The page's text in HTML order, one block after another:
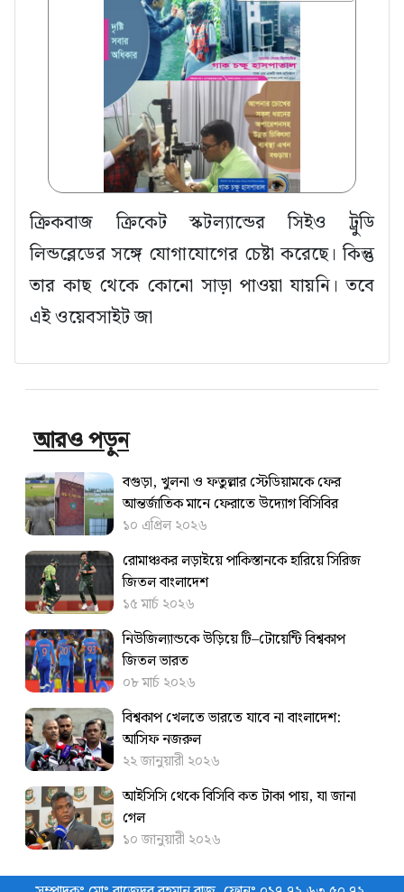
ক্রিকবাজ ক্রিকেট স্কটল্যান্ডের সিইও ট্রুডি
লিন্ডব্লেডের সঙ্গে যোগাযোগের চেষ্টা করেছে। কিন্তু
তার কাছ থেকে কোনো সাড়া পাওয়া যায়নি। তবে
এই ওয়েবসাইট জা
আরও পড়ুন
বগুড়া, খুলনা ও ফতুল্লার স্টেডিয়ামকে ফের
আন্তর্জাতিক মানে ফেরাতে উদ্যোগ বিসিবির
১০ এপ্রিল ২০২৬
রোমাঞ্চকর লড়াইয়ে পাকিস্তানকে হারিয়ে সিরিজ
জিতল বাংলাদেশ
১৫ মার্চ ২০২৬
নিউজিল্যান্ডকে উড়িয়ে টি–টোয়েন্টি বিশ্বকাপ
জিতল ভারত
০৮ মার্চ ২০২৬
বিশ্বকাপ খেলতে ভারতে যাবে না বাংলাদেশ:
আসিফ নজরুল
২২ জানুয়ারী ২০২৬
আইসিসি থেকে বিসিবি কত টাকা পায়, যা জানা
গেল
১০ জানুয়ারী ২০২৬